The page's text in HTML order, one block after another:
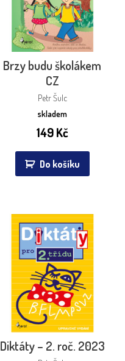
Brzy budu školákem
CZ
Petr Šulc
skladem
149Kč
Do košíku
Diktáty – 2. roč. 2023